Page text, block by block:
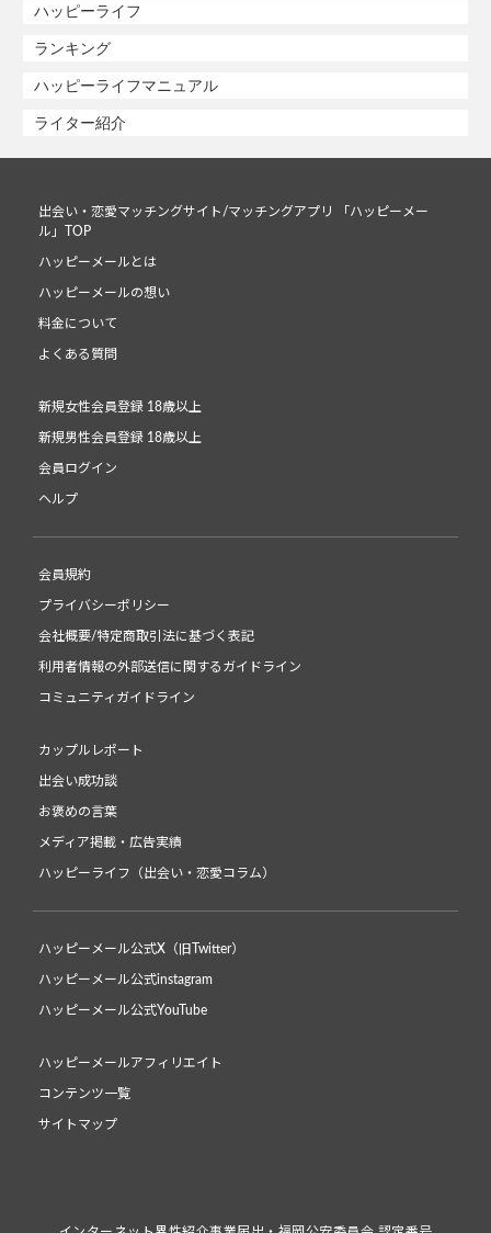
ハッピーライフ
ランキング
ハッピーライフマニュアル
ライター紹介
出会い・恋愛マッチングサイト/マッチングアプリ 「ハッピーメー
ル」TOP
ハッピーメールとは
ハッピーメールの想い
料金について
よくある質問
新規女性会員登録 18歳以上
新規男性会員登録 18歳以上
会員ログイン
ヘルプ
会員規約
プライバシーポリシー
会社概要/特定商取引法に基づく表記
利用者情報の外部送信に関するガイドライン
コミュニティガイドライン
カップルレポート
出会い成功談
お褒めの言葉
メディア掲載・広告実績
ハッピーライフ（出会い・恋愛コラム）
ハッピーメール公式X（旧Twitter）
ハッピーメール公式instagram
ハッピーメール公式YouTube
ハッピーメールアフィリエイト
コンテンツ一覧
サイトマップ